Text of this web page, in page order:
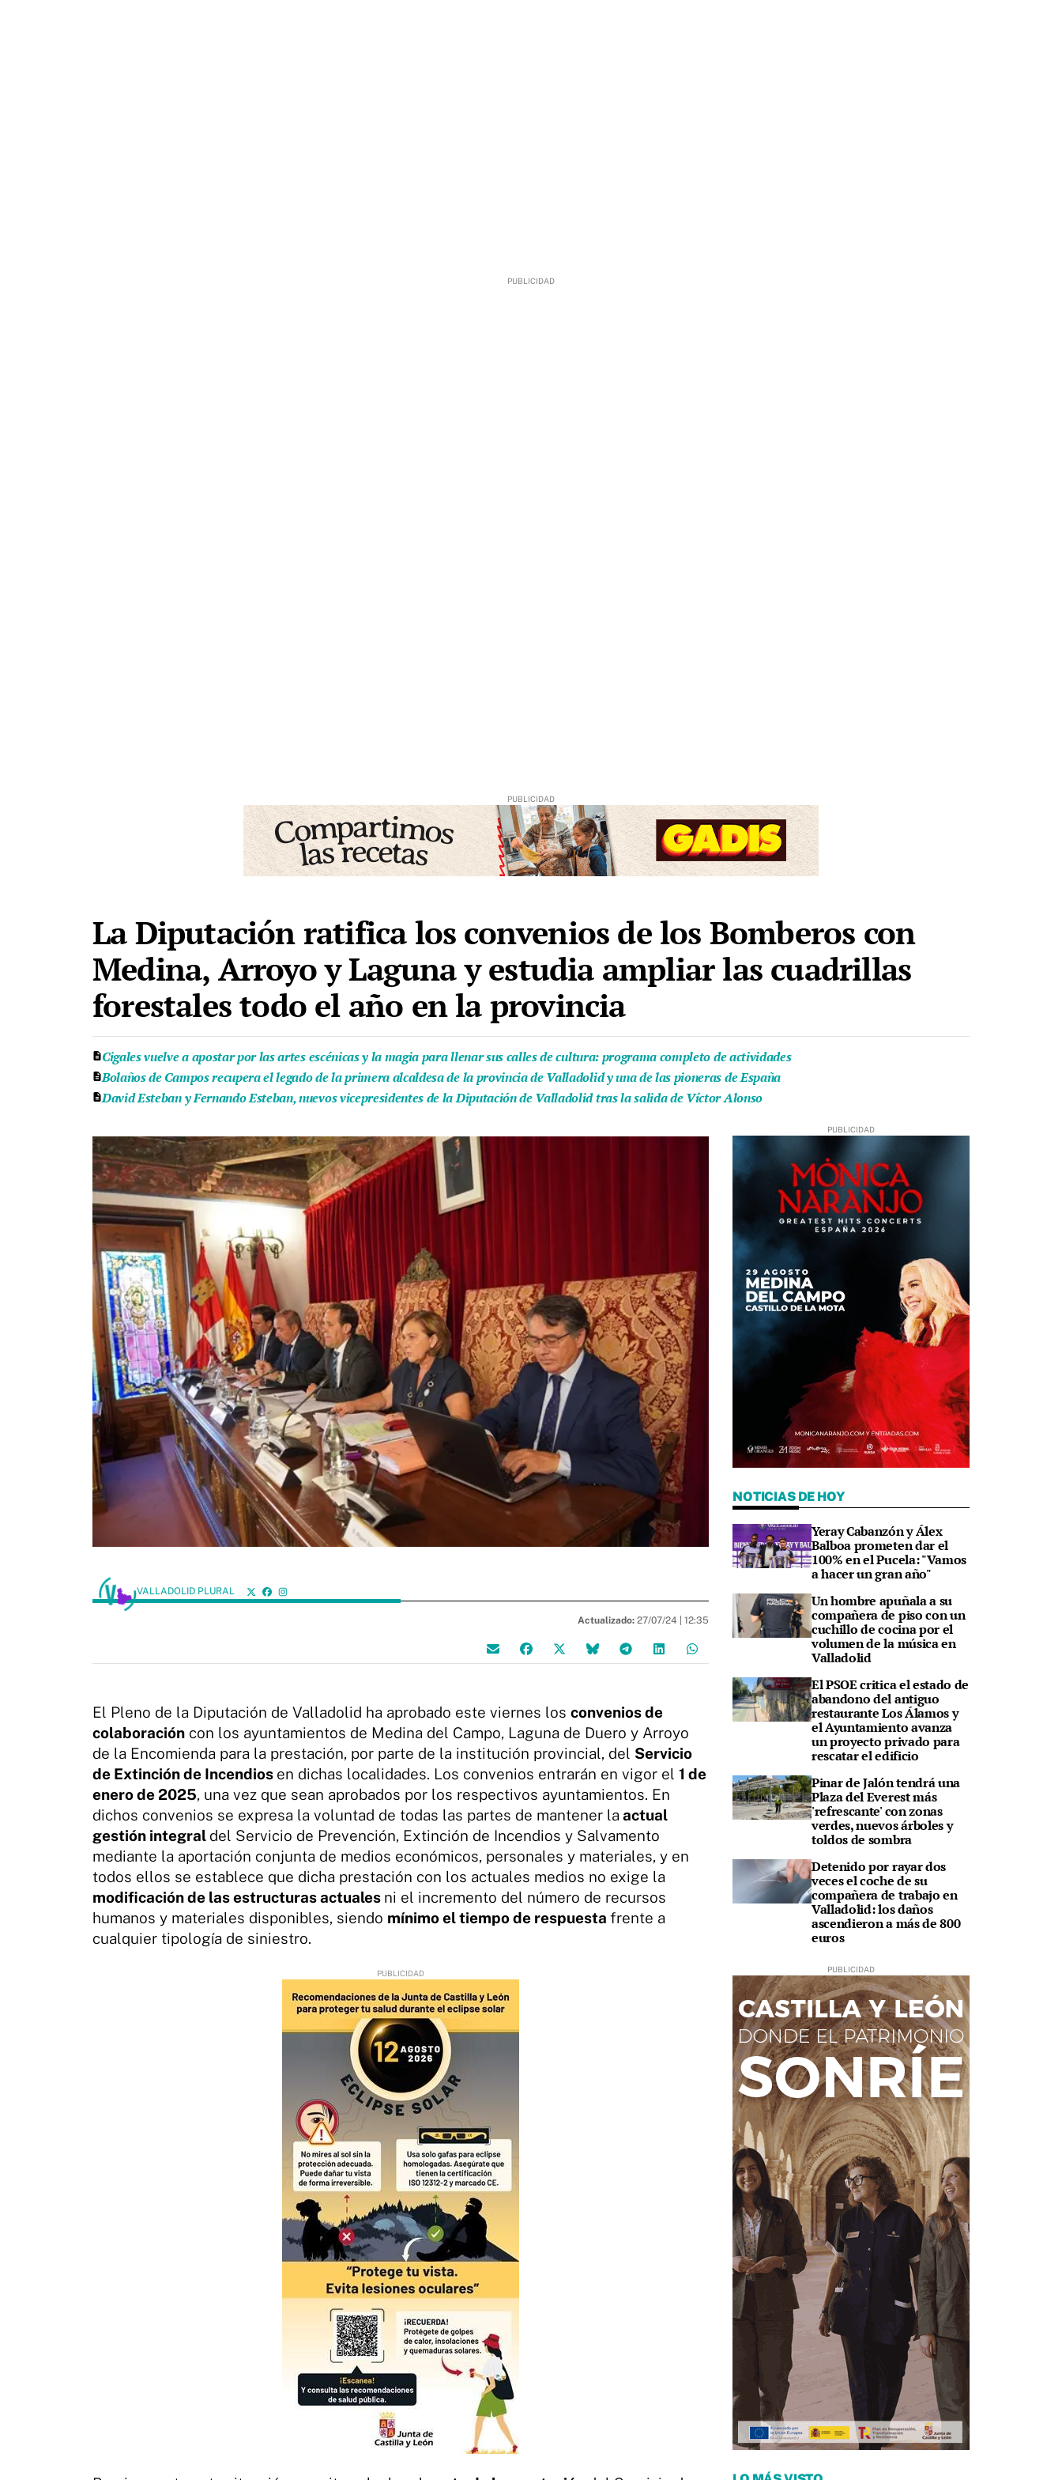
La Diputación ratifica los convenios de los Bomberos con
Medina, Arroyo y Laguna y estudia ampliar las cuadrillas
forestales todo el año en la provincia
Cigales vuelve a apostar por las artes escénicas y la magia para llenar sus calles de cultura: programa completo de actividades
Bolaños de Campos recupera el legado de la primera alcaldesa de la provincia de Valladolid y una de las pioneras de España
David Esteban y Fernando Esteban, nuevos vicepresidentes de la Diputación de Valladolid tras la salida de Víctor Alonso
VALLADOLID PLURAL
Actualizado: 27/07/24 | 12:35
El Pleno de la Diputación de Valladolid ha aprobado este viernes los convenios de
colaboración con los ayuntamientos de Medina del Campo, Laguna de Duero y Arroyo
de la Encomienda para la prestación, por parte de la institución provincial, del Servicio
de Extinción de Incendios en dichas localidades. Los convenios entrarán en vigor el 1 de
enero de 2025, una vez que sean aprobados por los respectivos ayuntamientos. En
dichos convenios se expresa la voluntad de todas las partes de mantener la actual
gestión integral del Servicio de Prevención, Extinción de Incendios y Salvamento
mediante la aportación conjunta de medios económicos, personales y materiales, y en
todos ellos se establece que dicha prestación con los actuales medios no exige la
modificación de las estructuras actuales ni el incremento del número de recursos
humanos y materiales disponibles, siendo mínimo el tiempo de respuesta frente a
cualquier tipología de siniestro.
NOTICIAS DE HOY
Yeray Cabanzón y Álex
Balboa prometen dar el
100% en el Pucela: "Vamos
a hacer un gran año"
Un hombre apuñala a su
compañera de piso con un
cuchillo de cocina por el
volumen de la música en
Valladolid
El PSOE critica el estado de
abandono del antiguo
restaurante Los Álamos y
el Ayuntamiento avanza
un proyecto privado para
rescatar el edificio
Pinar de Jalón tendrá una
Plaza del Everest más
'refrescante' con zonas
verdes, nuevos árboles y
toldos de sombra
Detenido por rayar dos
veces el coche de su
compañera de trabajo en
Valladolid: los daños
ascendieron a más de 800
euros